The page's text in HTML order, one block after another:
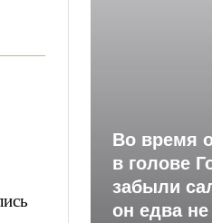
Во время
в голове
забыли
он едва